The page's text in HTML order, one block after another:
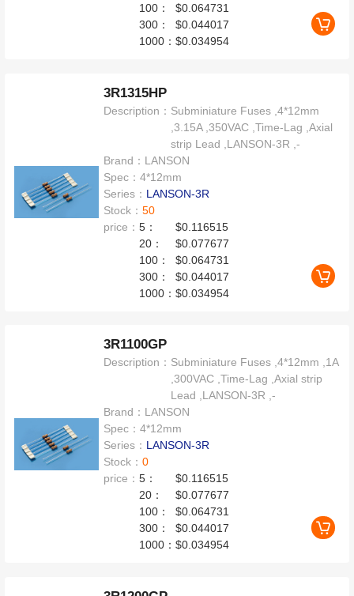
100：
$0.064731
300：
$0.044017
1000：$0.034954
3R1315HP
Description： Subminiature Fuses ,4*12mm
,3.15A ,350VAC ,Time-Lag ,Axial
strip Lead ,LANSON-3R ,-
Brand： LANSON
Spec：4*12mm
Series： LANSON-3R
Stock：50
price：5：
$0.116515
20：
$0.077677
100：
$0.064731
300：
$0.044017
1000：$0.034954
3R1100GP
Description： Subminiature Fuses ,4*12mm ,1A
,300VAC ,Time-Lag ,Axial strip
Lead ,LANSON-3R ,-
Brand： LANSON
Spec：4*12mm
Series： LANSON-3R
Stock：0
price：5：
$0.116515
20：
$0.077677
100：
$0.064731
300：
$0.044017
1000：$0.034954